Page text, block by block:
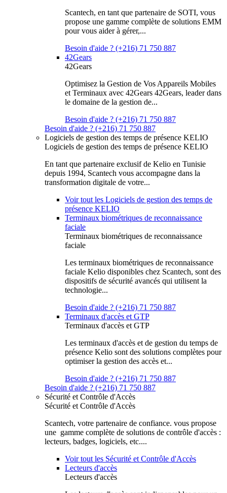
Scantech, en tant que partenaire de SOTI, vous
propose une gamme complète de solutions EMM
pour vous aider à gérer,...
Besoin d'aide ? (+216) 71 750 887
42Gears
42Gears
Optimisez la Gestion de Vos Appareils Mobiles
et Terminaux avec 42Gears 42Gears, leader dans
le domaine de la gestion de...
Besoin d'aide ? (+216) 71 750 887
Besoin d'aide ? (+216) 71 750 887
Logiciels de gestion des temps de présence KELIO
Logiciels de gestion des temps de présence KELIO
En tant que partenaire exclusif de Kelio en Tunisie
depuis 1994, Scantech vous accompagne dans la
transformation digitale de votre...
Voir tout les Logiciels de gestion des temps de
présence KELIO
Terminaux biométriques de reconnaissance
faciale
Terminaux biométriques de reconnaissance
faciale
Les terminaux biométriques de reconnaissance
faciale Kelio disponibles chez Scantech, sont des
dispositifs de sécurité avancés qui utilisent la
technologie...
Besoin d'aide ? (+216) 71 750 887
Terminaux d'accès et GTP
Terminaux d'accès et GTP
Les terminaux d'accès et de gestion du temps de
présence Kelio sont des solutions complètes pour
optimiser la gestion des accès et...
Besoin d'aide ? (+216) 71 750 887
Besoin d'aide ? (+216) 71 750 887
Sécurité et Contrôle d'Accès
Sécurité et Contrôle d'Accès
Scantech, votre partenaire de confiance. vous propose
une gamme complète de solutions de contrôle d'accès :
lecteurs, badges, logiciels, etc....
Voir tout les Sécurité et Contrôle d'Accès
Lecteurs d'accès
Lecteurs d'accès